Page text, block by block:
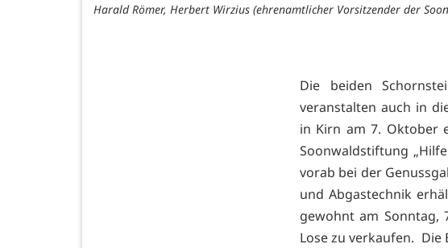
Harald Römer, Herbert Wirzius (ehrenamtlicher Vorsitzender der
Die beiden
veranstalten auch in
in Kirn am 7. Oktober
Soonwaldstiftung
vorab bei der
und Abgastechnik
gewohnt am Sonntag,
Lose zu verkaufen.